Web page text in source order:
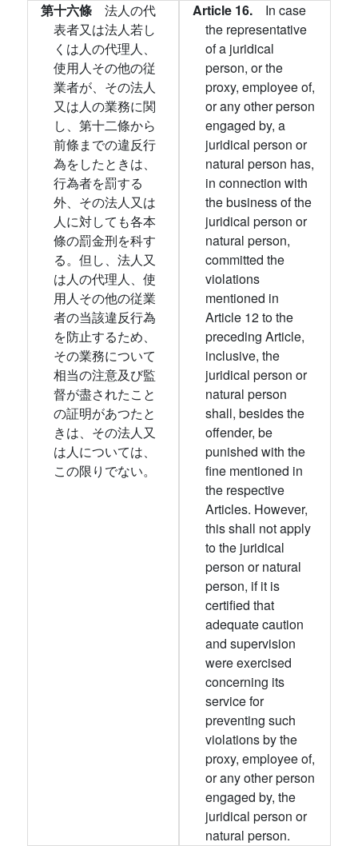
第十六條 法人の代
表者又は法人若し
くは人の代理人、
使用人その他の従
業者が、その法人
又は人の業務に関
し、第十二條から
前條までの違反行
為をしたときは、
行為者を罰する
外、その法人又は
人に対しても各本
條の罰金刑を科す
る。但し、法人又
は人の代理人、使
用人その他の従業
者の当該違反行為
を防止するため、
その業務について
相当の注意及び監
督が盡されたこと
の証明があつたと
きは、その法人又
は人については、
この限りでない。
Article 16. In case
the representative
of a juridical
person, or the
proxy, employee of,
or any other person
engaged by, a
juridical person or
natural person has,
in connection with
the business of the
juridical person or
natural person,
committed the
violations
mentioned in
Article 12 to the
preceding Article,
inclusive, the
juridical person or
natural person
shall, besides the
offender, be
punished with the
fine mentioned in
the respective
Articles. However,
this shall not apply
to the juridical
person or natural
person, if it is
certified that
adequate caution
and supervision
were exercised
concerning its
service for
preventing such
violations by the
proxy, employee of,
or any other person
engaged by, the
juridical person or
natural person.